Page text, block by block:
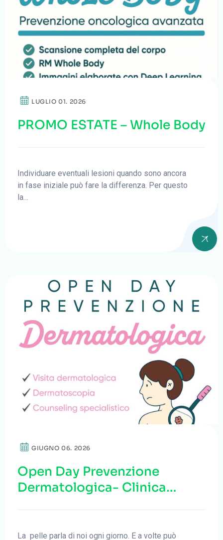
LUGLIO 01. 2026
PROMO ESTATE – Whole Body
Individuare eventuali lesioni quando sono ancora
in fase iniziale può fare la differenza. Per questo
la…
GIUGNO 06. 2026
Open Day Prevenzione
Dermatologica- Clinica
La pelle parla di noi ogni giorno. E a volte può